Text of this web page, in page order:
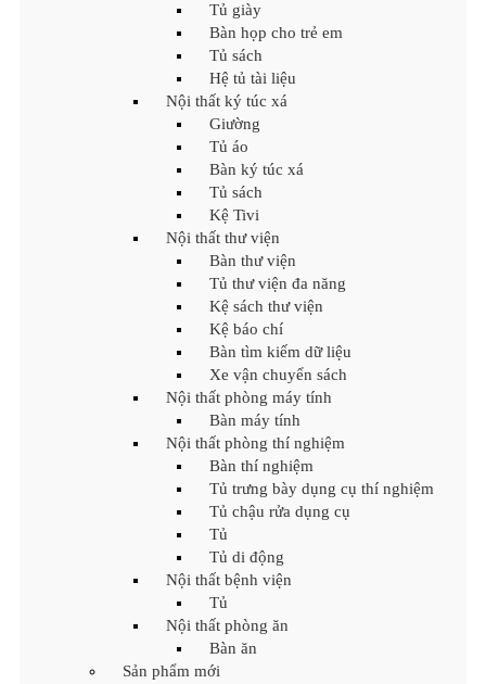
Tủ giày
Bàn họp cho trẻ em
Tủ sách
Hệ tủ tài liệu
Nội thất ký túc xá
Giường
Tủ áo
Bàn ký túc xá
Tủ sách
Kệ Tivi
Nội thất thư viện
Bàn thư viện
Tủ thư viện đa năng
Kệ sách thư viện
Kệ báo chí
Bàn tìm kiếm dữ liệu
Xe vận chuyển sách
Nội thất phòng máy tính
Bàn máy tính
Nội thất phòng thí nghiệm
Bàn thí nghiệm
Tủ trưng bày dụng cụ thí nghiệm
Tủ chậu rửa dụng cụ
Tủ
Tủ di động
Nội thất bệnh viện
Tủ
Nội thất phòng ăn
Bàn ăn
Sản phẩm mới